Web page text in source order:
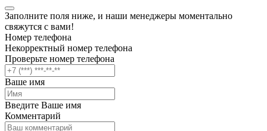
Заполните поля ниже, и наши менеджеры моментально
свяжутся с вами!
Номер телефона
Некорректный номер телефона
Проверьте номер телефона
Ваше имя
Введите Ваше имя
Комментарий